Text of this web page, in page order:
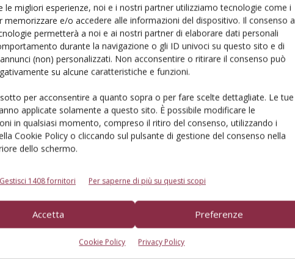
le migliori esperienze, noi e i nostri partner utilizziamo tecnologie come i
memorizzare e/o accedere alle informazioni del dispositivo. Il consenso a
permetterà a noi e ai nostri partner di elaborare dati personali
durante la navigazione o gli ID univoci su questo sito e di
(non) personalizzati. Non acconsentire o ritirare il consenso può
su alcune caratteristiche e funzioni.
per acconsentire a quanto sopra o per fare scelte dettagliate. Le tue
applicate solamente a questo sito. È possibile modificare le
in qualsiasi momento, compreso il ritiro del consenso, utilizzando i
Cookie Policy o cliccando sul pulsante di gestione del consenso nella
dello schermo.
Gestisci 1408 fornitori Per saperne di più su questi scopi
Accetta Preferenze
Cookie Policy Privacy Policy